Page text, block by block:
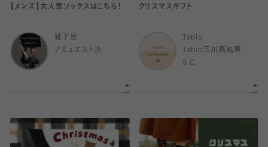
【メンズ】大人気ソックスはこちら！
靴下屋
アミュエスト店
クリスマスギフト
Tabio
Tabio玉川高島屋
S.C.